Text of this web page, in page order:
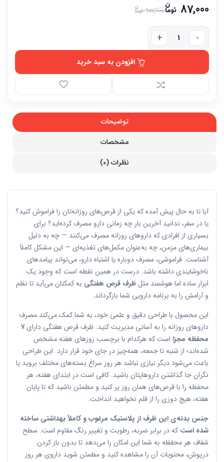
87,000
100,000
افزودن به سبد خرید
توضیحات
مشخصات
نظرات (0)
آیا تا به حال پیش آمده که یکی از قرص‌های روزانه‌تان را فراموش کنید؟
یا در سفر، ندانید آخرین بار چه زمانی دارو مصرف کرده‌اید؟ برای
بسیاری از افرادی که داروهای روزانه مصرف می‌کنند — چه به دلیل
بیماری‌های مزمن، چه به‌عنوان مکمل‌های تغذیه‌ای — این مشکل کاملاً
آشناست. فراموشی، مصرف دوباره یا اشتباه دارو، می‌تواند پیامدهای
ناخوشایندی داشته باشد. درست در همین نقطه است که وجود یک
ابزار ساده اما هوشمند مثلظرف قرص هفتگی به کمکتان می‌آید تا نظم
و آرامش را به برنامه دارویی شما بازگرداند.
این محصول با طراحی دقیق و علمی خود، به شما کمک می‌کند مصرف
داروهای روزانه را به آسانی مدیریت کنید. ظرف قرص هفتگی دارای۷
محفظه مجزا است که هرکدام با برچسب روزهای هفته مشخص
شده‌اند؛ از شنبه تا جمعه، همه‌چیز در جای خود قرار دارد. این طراحی
باعث می‌شود دیگر نیازی نباشد هر روز سراغ بسته‌های مختلف بروید یا
نگران جا گذاشتن داروهایتان باشید. کافی است در ابتدای هفته، هر
محفظه را با قرص‌های همان روز پر کنید و مطمئن باشید که تا پایان
هفته، هیچ دوزی را از قلم نخواهید انداخت.
جنس بدنه‌ی این ظرف از پلاستیک مرغوب و کاملاً بهداشتی ساخته
شده است که در برابر ضربه، رطوبت و تغییر رنگ مقاوم است. سطح
شفاف هر محفظه به شما این امکان را می‌دهد تا بدون باز کردن
درپوش، محتویات آن را مشاهده کنید و مطمئن شوید داروی هر روز